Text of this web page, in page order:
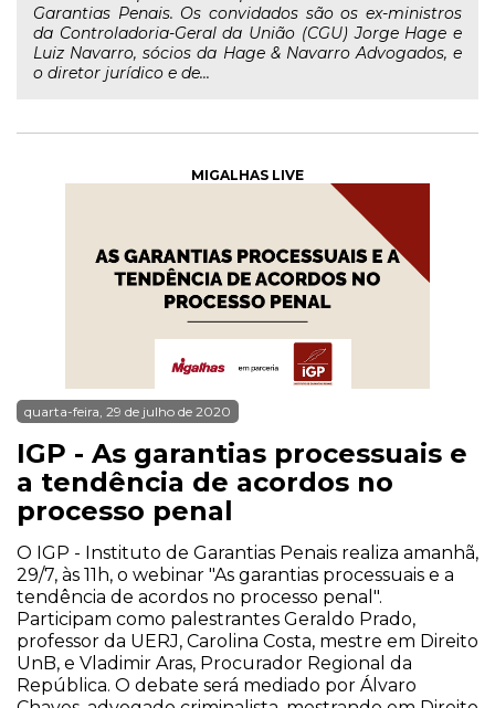
Garantias Penais. Os convidados são os ex-ministros
da Controladoria-Geral da União (CGU) Jorge Hage e
Luiz Navarro, sócios da Hage & Navarro Advogados, e
o diretor jurídico e de...
MIGALHAS LIVE
quarta-feira, 29 de julho de 2020
IGP - As garantias processuais e
a tendência de acordos no
processo penal
O IGP - Instituto de Garantias Penais realiza amanhã,
29/7, às 11h, o webinar "As garantias processuais e a
tendência de acordos no processo penal".
Participam como palestrantes Geraldo Prado,
professor da UERJ, Carolina Costa, mestre em Direito
UnB, e Vladimir Aras, Procurador Regional da
República. O debate será mediado por Álvaro